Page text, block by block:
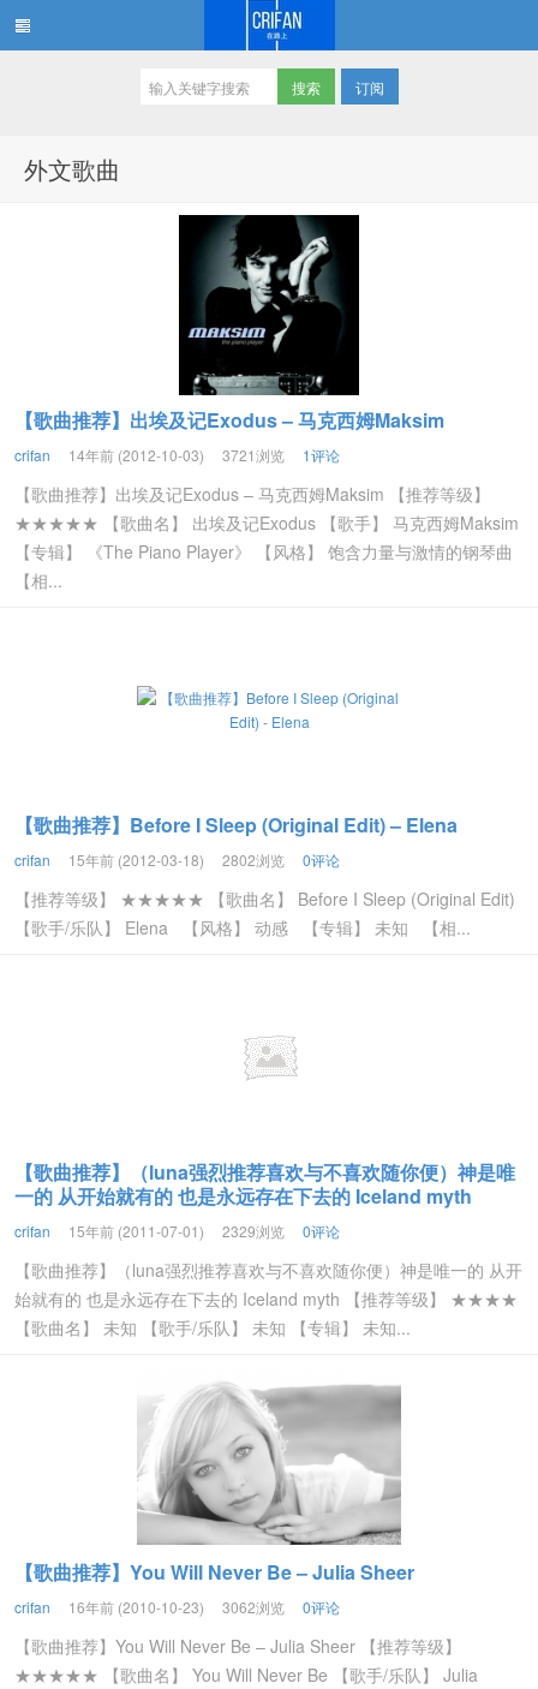
订阅
外文歌曲
【歌曲推荐】出埃及记Exodus – 马克西姆Maksim
crifan 14年前 (2012-10-03) 3721浏览 1评论
【歌曲推荐】出埃及记Exodus – 马克西姆Maksim 【推荐等级】
★★★★★ 【歌曲名】 出埃及记Exodus 【歌手】 马克西姆Maksim
【专辑】 《The Piano Player》 【风格】 饱含力量与激情的钢琴曲
【相...
【歌曲推荐】Before I Sleep (Original Edit) – Elena
crifan 15年前 (2012-03-18) 2802浏览 0评论
【推荐等级】 ★★★★★ 【歌曲名】 Before I Sleep (Original Edit)
【歌手/乐队】 Elena 【风格】 动感 【专辑】 未知 【相...
【歌曲推荐】（luna强烈推荐喜欢与不喜欢随你便）神是唯
一的 从开始就有的 也是永远存在下去的 Iceland myth
crifan 15年前 (2011-07-01) 2329浏览 0评论
【歌曲推荐】（luna强烈推荐喜欢与不喜欢随你便）神是唯一的 从开
始就有的 也是永远存在下去的 Iceland myth 【推荐等级】 ★★★★
【歌曲名】 未知 【歌手/乐队】 未知 【专辑】 未知...
【歌曲推荐】You Will Never Be – Julia Sheer
crifan 16年前 (2010-10-23) 3062浏览 0评论
【歌曲推荐】You Will Never Be – Julia Sheer 【推荐等级】
★★★★★ 【歌曲名】 You Will Never Be 【歌手/乐队】 Julia